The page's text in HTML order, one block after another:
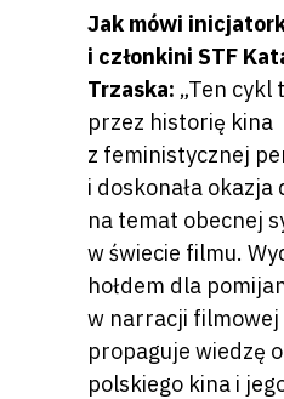
Jak mówi
i członkini STF
Trzaska: „Ten cykl
przez historię kina
z feministycznej
i doskonała okazja
na temat obecnej
w świecie filmu.
hołdem dla
w narracji filmowej
propaguje wiedzę
polskiego kina i